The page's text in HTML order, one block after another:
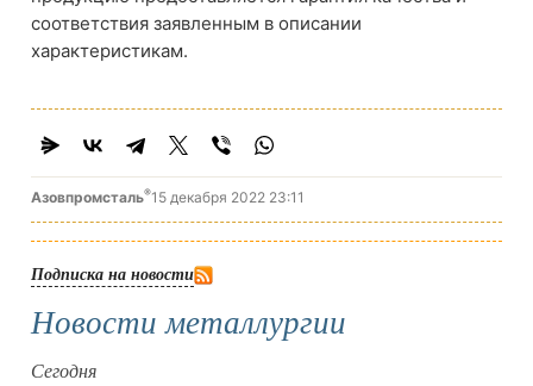
соответствия заявленным в описании
характеристикам.
Азовпромсталь®15 декабря 2022 23:11
Подписка на новости
Новости металлургии
Сегодня